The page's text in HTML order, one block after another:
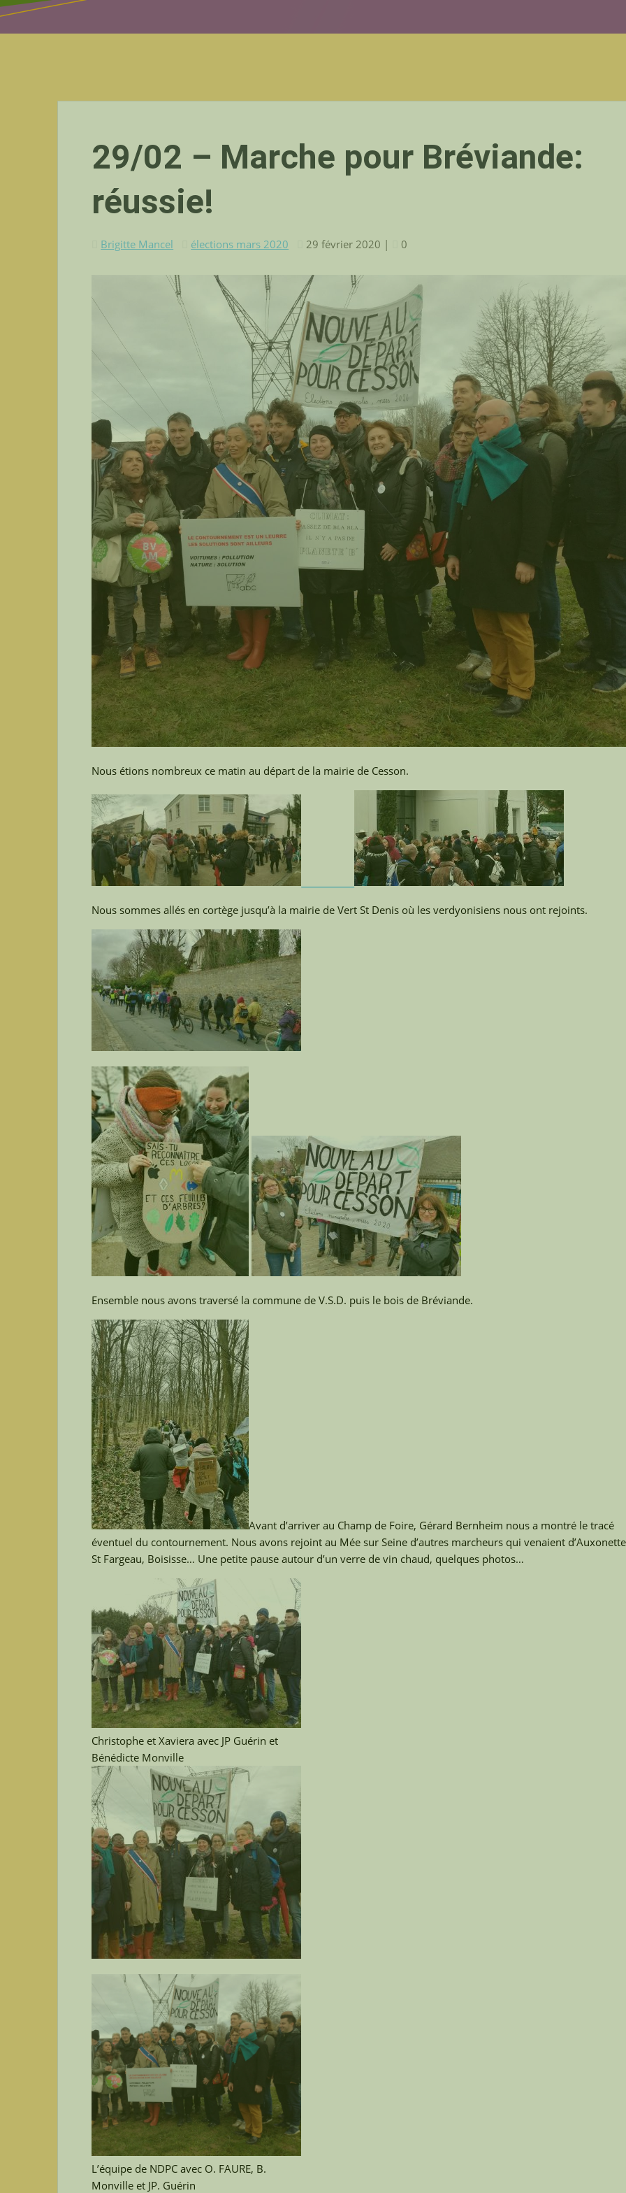
29/02 – Marche pour Bréviande:
réussie!
Brigitte Mancel élections mars 2020 29 février 2020 | 0
Nous étions nombreux ce matin au départ de la mairie de Cesson.
Nous sommes allés en cortège jusqu’à la mairie de Vert St Denis où les verdyonisiens nous ont rejoints.
Ensemble nous avons traversé la commune de V.S.D. puis le bois de Bréviande.
Avant d’arriver au Champ de Foire, Gérard Bernheim nous a montré le tracé
éventuel du contournement. Nous avons rejoint au Mée sur Seine d’autres marcheurs qui venaient
St Fargeau, Boisisse… Une petite pause autour d’un verre de vin chaud, quelques photos…
Christophe et Xaviera avec JP Guérin et
Bénédicte Monville
L’équipe de NDPC avec O. FAURE, B.
Monville et JP. Guérin